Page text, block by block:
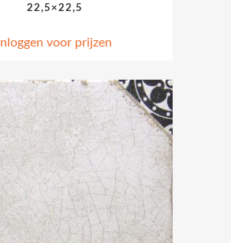
22,5×22,5
Inloggen voor prijzen